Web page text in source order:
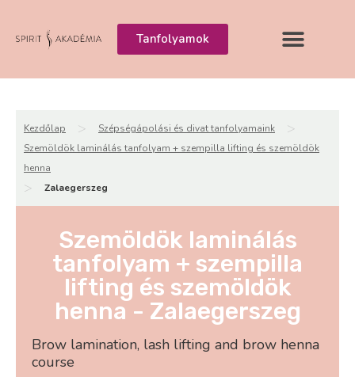
Tanfolyamok
Kezdőlap > Szépségápolási és divat tanfolyamaink >
Szemöldök laminálás tanfolyam + szempilla lifting és szemöldök
henna
> Zalaegerszeg
Szemöldök laminálás
tanfolyam + szempilla
lifting és szemöldök
henna - Zalaegerszeg
Brow lamination, lash lifting and brow henna
course